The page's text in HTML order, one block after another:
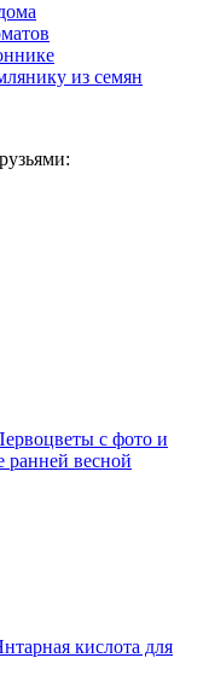
из семян
с фото и
ранней весной
кислота для